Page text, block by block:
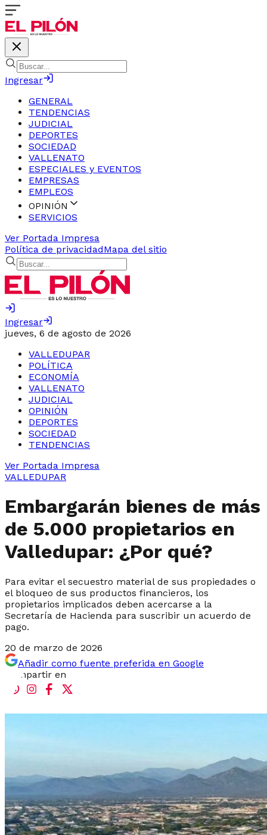
Ingresar
GENERAL
TENDENCIAS
JUDICIAL
DEPORTES
SOCIEDAD
VALLENATO
ESPECIALES y EVENTOS
EMPRESAS
EMPLEOS
OPINIÓN
SERVICIOS
Ver Portada Impresa
Política de privacidadMapa del sitio
Ingresar
jueves, 6 de agosto de 2026
VALLEDUPAR
POLÍTICA
ECONOMÍA
VALLENATO
JUDICIAL
OPINIÓN
DEPORTES
SOCIEDAD
TENDENCIAS
Ver Portada Impresa
VALLEDUPAR
Embargarán bienes de más
de 5.000 propietarios en
Valledupar: ¿Por qué?
Para evitar el secuestro material de sus propiedades o
el bloqueo de sus productos financieros, los
propietarios implicados deben acercarse a la
Secretaría de Hacienda para suscribir un acuerdo de
pago.
20 de marzo de 2026
Añadir como fuente preferida en Google
Compartir en